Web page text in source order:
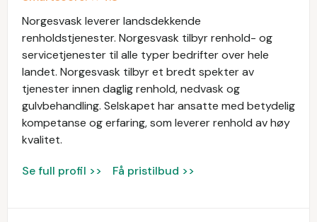
Norgesvask leverer landsdekkende
renholdstjenester. Norgesvask tilbyr renhold- og
servicetjenester til alle typer bedrifter over hele
landet. Norgesvask tilbyr et bredt spekter av
tjenester innen daglig renhold, nedvask og
gulvbehandling. Selskapet har ansatte med betydelig
kompetanse og erfaring, som leverer renhold av høy
kvalitet.
Se full profil >> Få pristilbud >>